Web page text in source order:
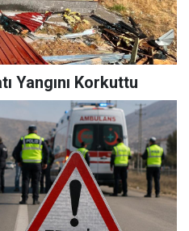
Yangını Korkuttu